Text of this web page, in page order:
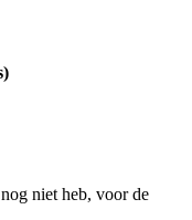
niet heb, voor de